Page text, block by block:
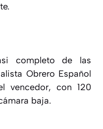
completo de las
Obrero Español
vencedor, con 120
baja.